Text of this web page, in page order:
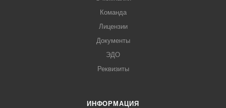
Команда
Лицензии
Документы
ЭДО
Реквизиты
ИНФОРМАЦИЯ